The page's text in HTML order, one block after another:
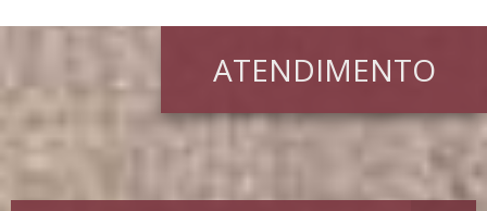
ATENDIMENTO